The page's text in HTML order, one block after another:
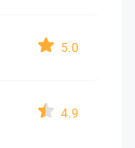
5.0
4.9